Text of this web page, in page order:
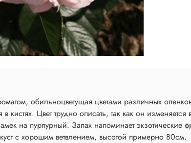
обильноцветущая цветами различных
кистях. Цвет трудно описать, так как он
на пурпурный. Запах напоминает экзотические
с хорошим ветвлением, высотой примерно 80см.